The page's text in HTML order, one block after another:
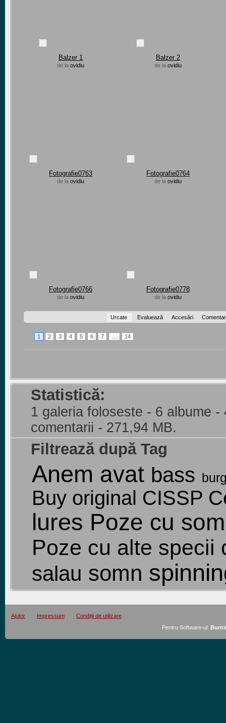
Balzer 1
de la ovidiu
Balzer 2
de la ovidiu
Fotografie0763
de la ovidiu
Fotografie0764
de la ovidiu
Fotografie0766
de la ovidiu
Fotografie0778
de la ovidiu
Urcate Evaluează Accesări
1 2 3 4 5 6 7 14
Statistică:
1 galeria foloseste - 6 albume
comentarii - 271,94 MB.
Filtrează după Tag
Anem avat bass
Buy original CISSP
lures Poze cu
Poze cu alte specii
salau somn
Ajutor Impressum
Condiții de utilizare
Pentru Software-ul: